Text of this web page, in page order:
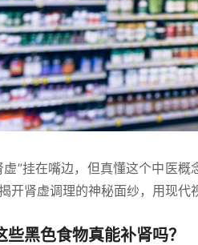
虚”挂在嘴边，但真懂这个中医
开肾虚调理的神秘面纱，用现代
黑色食物真能补肾吗？